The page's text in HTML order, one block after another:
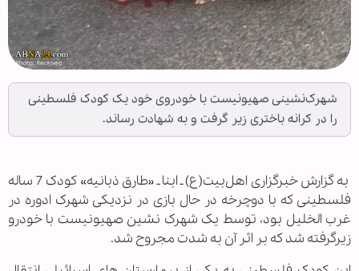
شهرک‌نشینی صهیونیست با خودروی خود یک کودک فلسطینی
را در کرانه باختری زیر گرفت و به شهادت رساند.
‌ به گزارش خبرگزاری اهل‌بیت(ع) ـ ابنا ـ «طارق ذبانیه» کودک 7 ساله
فلسطینی که با دوچرخه در حال بازی در نزدیکی شهرک ادوره در
غرب الخلیل بود، توسط یک شهرک نشین صهیونیست با خودرو
زیرگرفته شد که بر اثر آن به شدت مجروح شد.